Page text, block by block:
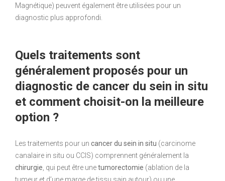
Magnétique) peuvent également être utilisées pour un
diagnostic plus approfondi.
Quels traitements sont
généralement proposés pour un
diagnostic de cancer du sein in situ
et comment choisit-on la meilleure
option ?
Les traitements pour un cancer du sein in situ (carcinome
canalaire in situ ou CCIS) comprennent généralement la
chirurgie, qui peut être unetumorectomie (ablation de la